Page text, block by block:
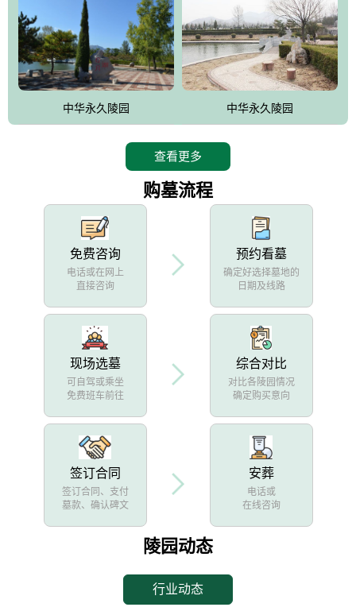
中华永久陵园 中华永久陵园
查看更多
购墓流程
免费咨询
电话或在网上
直接咨询
预约看墓
确定好选择墓地的
日期及线路
现场选墓
可自驾或乘坐
免费班车前往
综合对比
对比各陵园情况
确定购买意向
签订合同
签订合同、支付
墓款、确认碑文
安葬
电话或
在线咨询
陵园动态
行业动态